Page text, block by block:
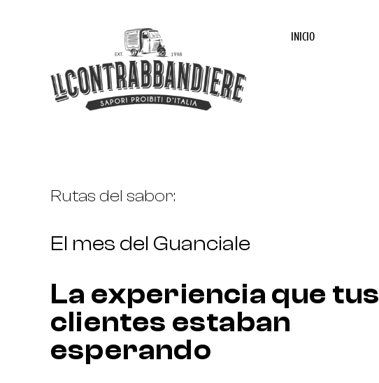
INICIO
Rutas del sabor:
El mes del Guanciale
La experiencia que tus
clientes estaban
esperando